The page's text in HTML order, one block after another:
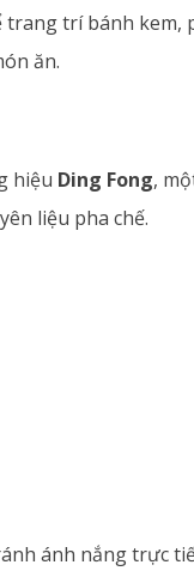
trí bánh kem,
ăn.
hiệu Ding Fong,
liệu pha chế.
ánh nắng trực